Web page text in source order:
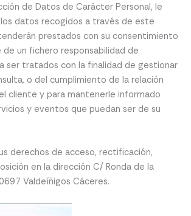
de Datos de Carácter Personal, le
datos recogidos a través de este
prestados con su consentimiento
un fichero responsabilidad de
ser tratados con la finalidad de gestionar
o del cumplimiento de la relación
cliente y para mantenerle informado
y eventos que puedan ser de su
derechos de acceso, rectificación,
en la dirección C/ Ronda de la
Valdeíñigos Cáceres.